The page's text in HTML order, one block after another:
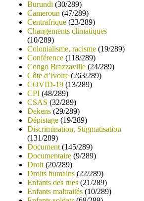
Burundi (30/289)
Cameroun (47/289)
Centrafrique (23/289)
Changements climatiques
(10/289)
Colonialisme, racisme (19/289)
Conférence (118/289)
Congo Brazzaville (24/289)
Côte d’Ivoire (263/289)
COVID-19 (13/289)
CPI (48/289)
CSAS (32/289)
Dekens (29/289)
Dépistage (19/289)
Discrimination, Stigmatisation
(131/289)
Document (145/289)
Documentaire (9/289)
Droit (20/289)
Droits humains (22/289)
Enfants des rues (21/289)
Enfants maltraités (10/289)